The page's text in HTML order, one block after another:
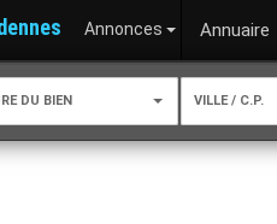
Annonces Annuaire
DU BIEN VILLE / C.P.